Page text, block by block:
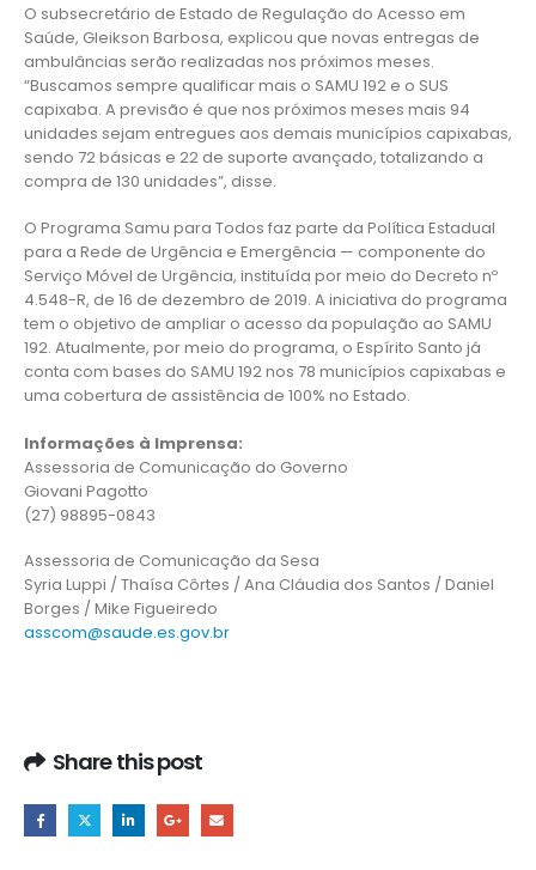
O subsecretário de Estado de Regulação do Acesso em
Saúde, Gleikson Barbosa, explicou que novas entregas de
ambulâncias serão realizadas nos próximos meses.
“Buscamos sempre qualificar mais o SAMU 192 e o SUS
capixaba. A previsão é que nos próximos meses mais 94
unidades sejam entregues aos demais municípios capixabas,
sendo 72 básicas e 22 de suporte avançado, totalizando a
compra de 130 unidades”, disse.
O Programa Samu para Todos faz parte da Política Estadual
para a Rede de Urgência e Emergência — componente do
Serviço Móvel de Urgência, instituída por meio do Decreto nº
4.548-R, de 16 de dezembro de 2019. A iniciativa do programa
tem o objetivo de ampliar o acesso da população ao SAMU
192. Atualmente, por meio do programa, o Espírito Santo já
conta com bases do SAMU 192 nos 78 municípios capixabas e
uma cobertura de assistência de 100% no Estado.
Informações à Imprensa:
Assessoria de Comunicação do Governo
Giovani Pagotto
(27) 98895-0843
Assessoria de Comunicação da Sesa
Syria Luppi / Thaísa Côrtes / Ana Cláudia dos Santos / Daniel
Borges / Mike Figueiredo
asscom@saude.es.gov.br
Share this post